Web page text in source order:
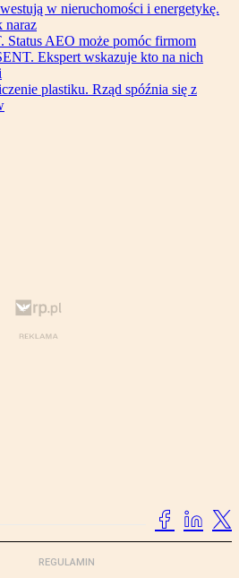
w nieruchomości i energetykę.
naraz
Status AEO może pomóc firmom
Ekspert wskazuje kto na nich
plastiku. Rząd spóźnia się z
REGULAMIN